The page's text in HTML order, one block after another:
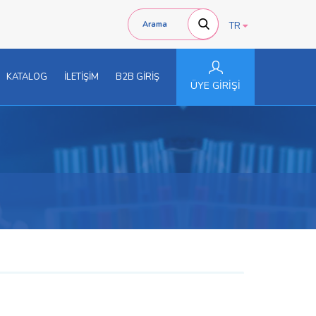
TR
KATALOG İLETİŞİM B2B GİRİŞ
ÜYE GİRİŞİ